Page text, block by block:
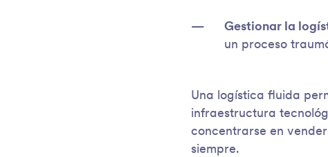
Gestionar la
un proceso
Una logística fluida
infraestructura
concentrarse en
siempre.